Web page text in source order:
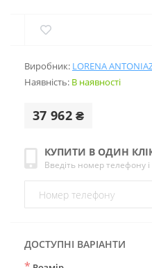
Виробник: LORENA
Наявність: В наявності
37 962 ₴
КУПИТИ В ОДИН
Введіть номер телефону
ДОСТУПНІ ВАРІАНТИ